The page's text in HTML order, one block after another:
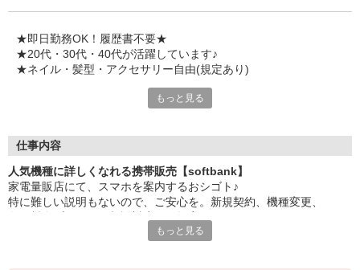
゜・。○。・゜+゜・。○。・゜+゜
★即日勤務OK！履歴書不要★
★20代・30代・40代が活躍しています♪
★ネイル・髪型・アクセサリー自由(規定あり)
シエロのスタッフは9割が未経験スタート。
ずっと先まで役に立ちます！
丁寧な研修もあるので、
みなさんから働きやすいと好評です♪
最新アプリ事情やお得なプラン、
スマホの裏ワザを学べるチャンス♪
もっと見る
仕事内容
人気機種に詳しくなれる携帯販売【softbank】
家電量販店にて、スマホを案内するおシゴト♪
特に難しい説明もないので、ご安心を。新規契約、機種変更、
もっと見る